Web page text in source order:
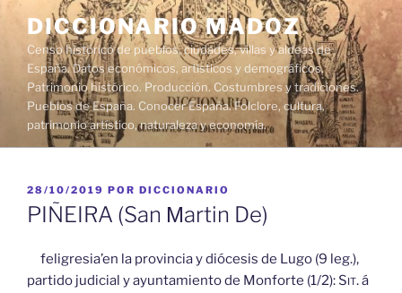
contenido
DICCIONARIO MADOZ
Censo histórico de pueblos, ciudades, villas y aldeas de
España. Datos económicos, artísticos y demográficos.
Patrimonio histórico. Producción. Costumbres y tradiciones.
Pueblos de España. Conocer España. Folclore, cultura,
patrimonio artístico, naturaleza y economía.
PUBLICADO
EL
28/10/2019 POR DICCIONARIO
PIÑEIRA (San Мartin De)
feligresia’en la provincia y diócesis de Lugo (9 leg.),
partido judicial y ayuntamiento de Monforte (1/2): Sit.á